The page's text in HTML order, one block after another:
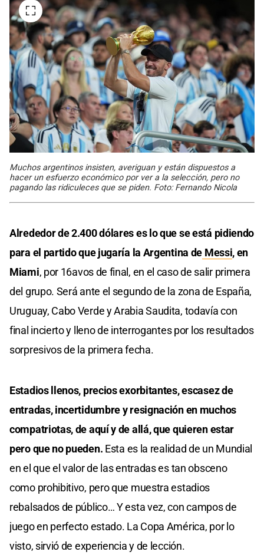
Muchos argentinos insisten, averiguan y están dispuestos a
hacer un esfuerzo económico por ver a la selección, pero no
pagando las ridiculeces que se piden. Foto: Fernando Nicola
Alrededor de 2.400 dólares es lo que se está pidiendo
para el partido que jugaría la Argentina de Messi, en
Miami, por 16avos de final, en el caso de salir primera
del grupo. Será ante el segundo de la zona de España,
Uruguay, Cabo Verde y Arabia Saudita, todavía con
final incierto y lleno de interrogantes por los resultados
sorpresivos de la primera fecha.
Estadios llenos, precios exorbitantes, escasez de
entradas, incertidumbre y resignación en muchos
compatriotas, de aquí y de allá, que quieren estar
pero que no pueden. Esta es la realidad de un Mundial
en el que el valor de las entradas es tan obsceno
como prohibitivo, pero que muestra estadios
rebalsados de público… Y esta vez, con campos de
juego en perfecto estado. La Copa América, por lo
visto, sirvió de experiencia y de lección.